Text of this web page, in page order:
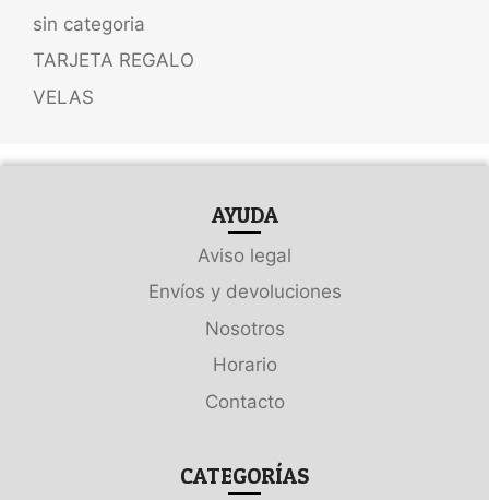
sin categoria
TARJETA REGALO
VELAS
AYUDA
Aviso legal
Envíos y devoluciones
Nosotros
Horario
Contacto
CATEGORÍAS